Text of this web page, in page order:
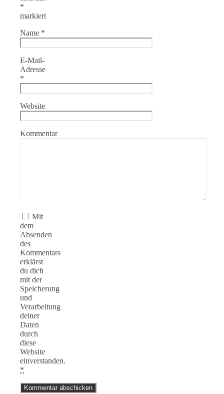
*
markiert
Name *
E-Mail-
Adresse
*
Website
Kommentar
Mit
dem
Absenden
des
Kommentars
erklärst
du dich
mit der
Speicherung
und
Verarbeitung
deiner
Daten
durch
diese
Website
einverstanden.
*